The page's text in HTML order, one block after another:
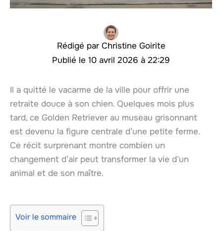
Christine Goirite
10 avril 2026 à 22:29
Il a quitté le vacarme de la ville pour offrir une
retraite douce à son chien. Quelques mois plus
tard, ce Golden Retriever au museau grisonnant
est devenu la figure centrale d’une petite ferme.
Ce récit surprenant montre combien un
changement d’air peut transformer la vie d’un
animal et de son maître.
Voir le sommaire